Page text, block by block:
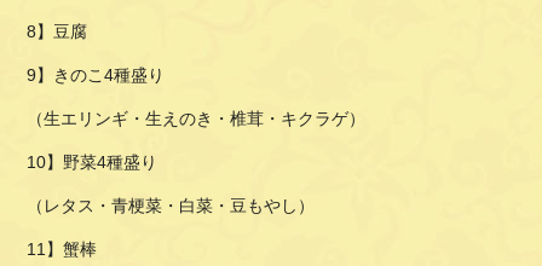
8】豆腐
9】きのこ4種盛り
（生エリンギ・生えのき・椎茸・キクラゲ）
10】野菜4種盛り
（レタス・青梗菜・白菜・豆もやし）
11】蟹棒